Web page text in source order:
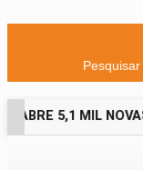
ABRE 5,1 MIL